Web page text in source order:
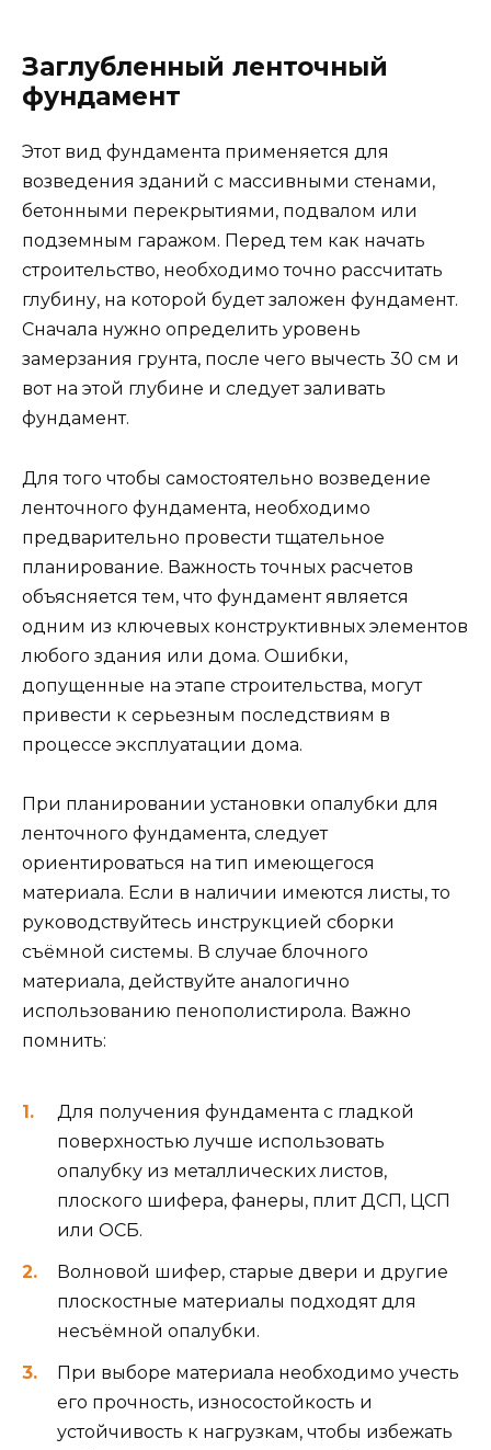
Заглубленный ленточный
фундамент
Этот вид фундамента применяется для
возведения зданий с массивными стенами,
бетонными перекрытиями, подвалом или
подземным гаражом. Перед тем как начать
строительство, необходимо точно рассчитать
глубину, на которой будет заложен фундамент.
Сначала нужно определить уровень
замерзания грунта, после чего вычесть 30 см и
вот на этой глубине и следует заливать
фундамент.
Для того чтобы самостоятельно возведение
ленточного фундамента, необходимо
предварительно провести тщательное
планирование. Важность точных расчетов
объясняется тем, что фундамент является
одним из ключевых конструктивных элементов
любого здания или дома. Ошибки,
допущенные на этапе строительства, могут
привести к серьезным последствиям в
процессе эксплуатации дома.
При планировании установки опалубки для
ленточного фундамента, следует
ориентироваться на тип имеющегося
материала. Если в наличии имеются листы, то
руководствуйтесь инструкцией сборки
съёмной системы. В случае блочного
материала, действуйте аналогично
использованию пенополистирола. Важно
помнить:
Для получения фундамента с гладкой
поверхностью лучше использовать
опалубку из металлических листов,
плоского шифера, фанеры, плит ДСП, ЦСП
или ОСБ.
Волновой шифер, старые двери и другие
плоскостные материалы подходят для
несъёмной опалубки.
При выборе материала необходимо учесть
его прочность, износостойкость и
устойчивость к нагрузкам, чтобы избежать